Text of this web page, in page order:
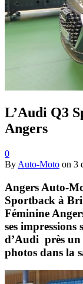
L’Audi Q3
Angers
0
By Auto-Moto on 3
Angers Auto-
Sportback à
Féminine
ses
d’Audi près un
photos dans la